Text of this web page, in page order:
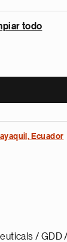
todo
Ecuador
/ GDD